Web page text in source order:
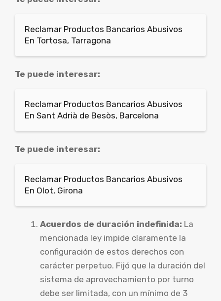
Reclamar Productos Bancarios Abusivos
En Tortosa, Tarragona
Te puede interesar:
Reclamar Productos Bancarios Abusivos
En Sant Adrià de Besòs, Barcelona
Te puede interesar:
Reclamar Productos Bancarios Abusivos
En Olot, Girona
Acuerdos de duración indefinida: La
mencionada ley impide claramente la
configuración de estos derechos con
carácter perpetuo. Fijó que la duración del
sistema de aprovechamiento por turno
debe ser limitada, con un mínimo de 3